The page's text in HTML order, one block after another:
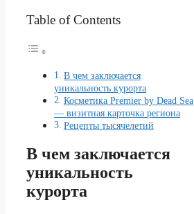
Table of Contents
В чем заключается
уникальность курорта
Косметика Premier by Dead Sea
— визитная карточка региона
Рецепты тысячелетий
В чем заключается
уникальность
курорта